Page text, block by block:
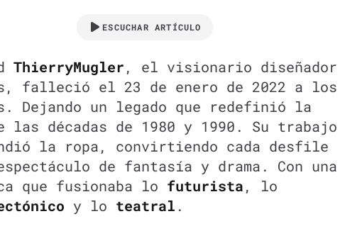
ESCUCHAR ARTÍCULO
ThierryMugler, el visionario diseñador
falleció el 23 de enero de 2022 a los
Dejando un legado que redefinió la
las décadas de 1980 y 1990. Su trabajo
la ropa, convirtiendo cada desfile
de fantasía y drama. Con una
que fusionaba lo futurista, lo
y lo teatral .